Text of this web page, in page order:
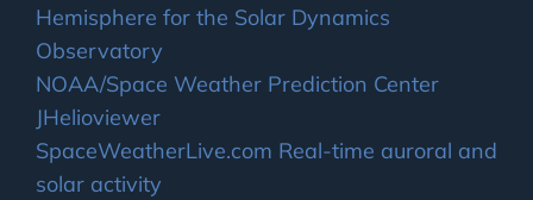
Hemisphere for the Solar Dynamics
Observatory
NOAA/Space Weather Prediction Center
JHelioviewer
SpaceWeatherLive.com Real-time auroral and
solar activity